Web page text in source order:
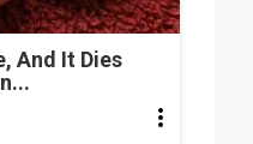
And It Dies